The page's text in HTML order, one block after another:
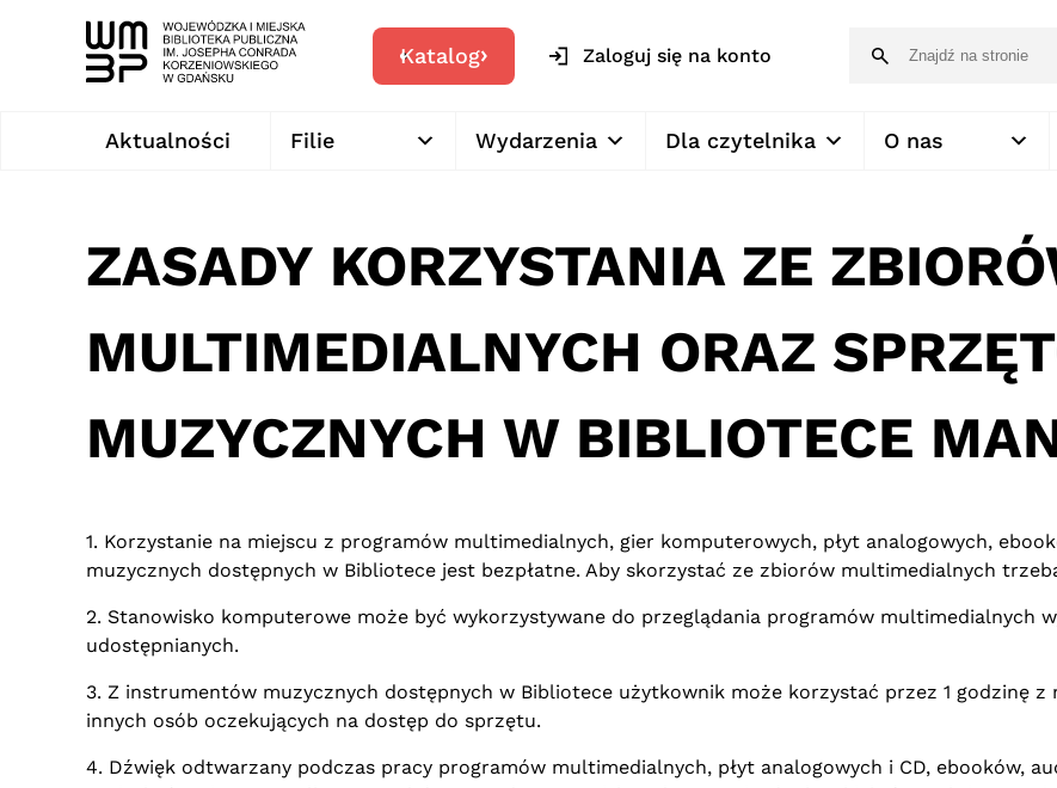
Katalog Zaloguj się na konto
Aktualności Filie Wydarzenia Dla czytelnika O nas
ZASADY KORZYSTANIA ZE
MULTIMEDIALNYCH ORAZ
MUZYCZNYCH W BIBLIOTECE
1. Korzystanie na miejscu z programów multimedialnych, gier komputerowych, płyt analogowych,
muzycznych dostępnych w Bibliotece jest bezpłatne. Aby skorzystać ze zbiorów multimedialnych
2. Stanowisko komputerowe może być wykorzystywane do przeglądania programów multimedialnych
udostępnianych.
3. Z instrumentów muzycznych dostępnych w Bibliotece użytkownik może korzystać przez 1 godzinę z
innych osób oczekujących na dostęp do sprzętu.
4. Dźwięk odtwarzany podczas pracy programów multimedialnych, płyt analogowych i CD, ebooków,